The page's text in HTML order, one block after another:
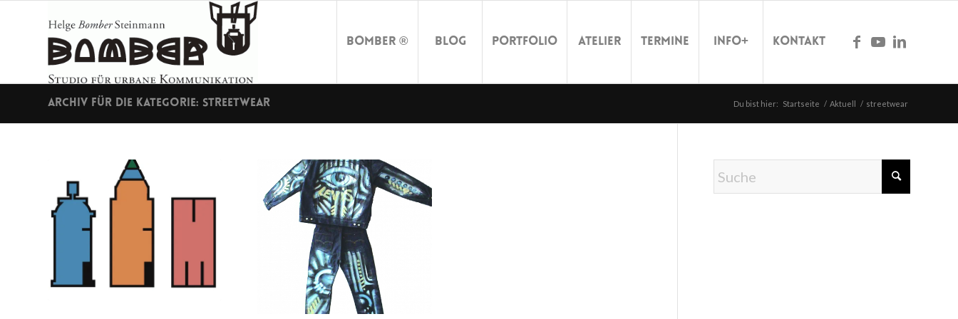
Bomber ® Blog Portfolio Atelier Termine Info+ Kontakt
Archiv für die Kategorie: streetwear Du bist hier: Startseite / Aktuell / streetwear